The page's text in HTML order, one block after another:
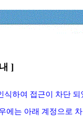
]
식하여 접근이 차단 되
에는 아래 계정으로